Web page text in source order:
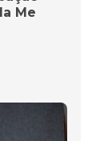
Me